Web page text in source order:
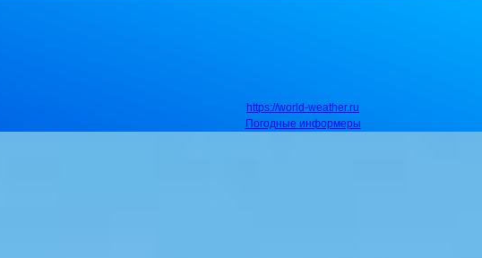
https://world-weather.ru
Погодные информеры